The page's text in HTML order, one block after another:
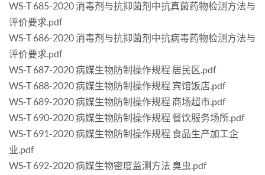
WS-T 685-2020 消毒剂与抗抑菌剂中抗真菌药物检测方法与
评价要求.pdf
WS-T 686-2020 消毒剂与抗抑菌剂中抗病毒药物检测方法与
评价要求.pdf
WS-T 687-2020 病媒生物防制操作规程 居民区.pdf
WS-T 688-2020 病媒生物防制操作规程 宾馆饭店.pdf
WS-T 689-2020 病媒生物防制操作规程 商场超市.pdf
WS-T 690-2020 病媒生物防制操作规程 餐饮服务场所.pdf
WS-T 691-2020 病媒生物防制操作规程 食品生产加工企
业.pdf
WS-T 692-2020 病媒生物密度监测方法 臭虫.pdf